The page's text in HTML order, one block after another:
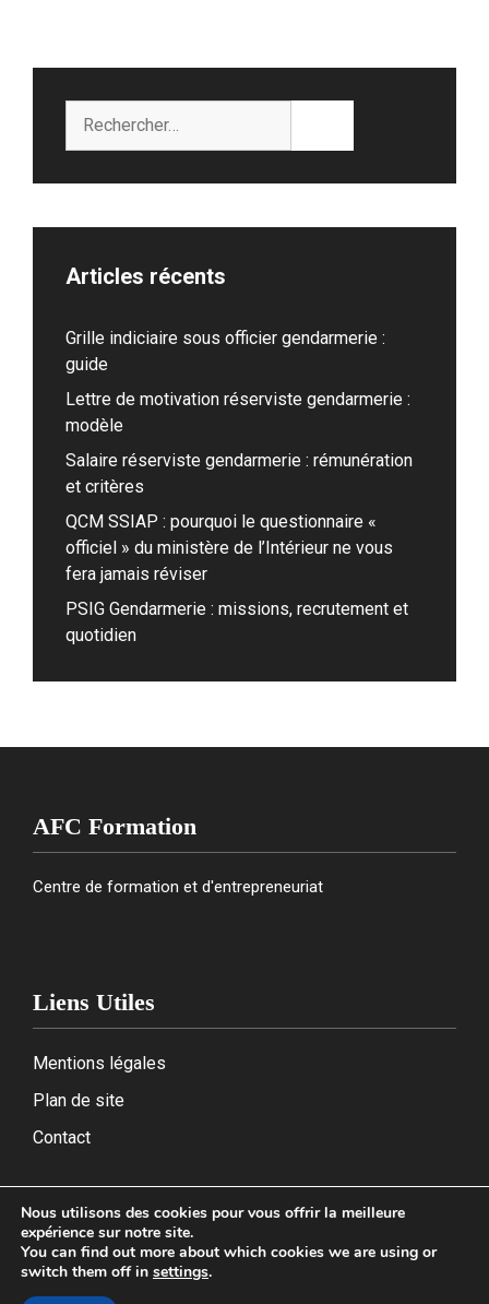
Articles récents
Grille indiciaire sous officier gendarmerie :
guide
Lettre de motivation réserviste gendarmerie :
modèle
Salaire réserviste gendarmerie : rémunération
et critères
QCM SSIAP : pourquoi le questionnaire «
officiel » du ministère de l’Intérieur ne vous
fera jamais réviser
PSIG Gendarmerie : missions, recrutement et
quotidien
AFC Formation
Centre de formation et d'entrepreneuriat
Liens Utiles
Mentions légales
Plan de site
Contact
2026
Nous utilisons des cookies pour vous offrir la meilleure
expérience sur notre site.
You can find out more about which cookies we are using or
switch them off in settings.